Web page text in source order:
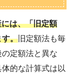
は、「旧定額
す。 旧定額法も毎
定額法と異な
的な計算式は以